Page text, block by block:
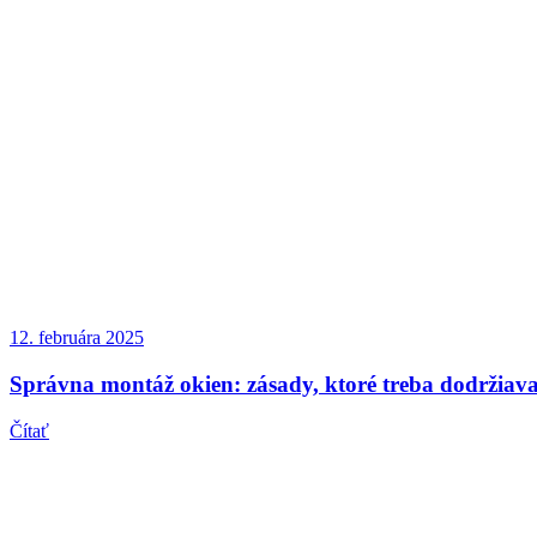
12. februára 2025
Správna montáž okien: zásady, ktoré treba
Čítať